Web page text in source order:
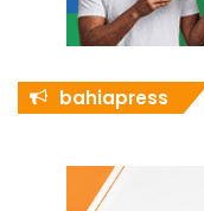
bahiapress